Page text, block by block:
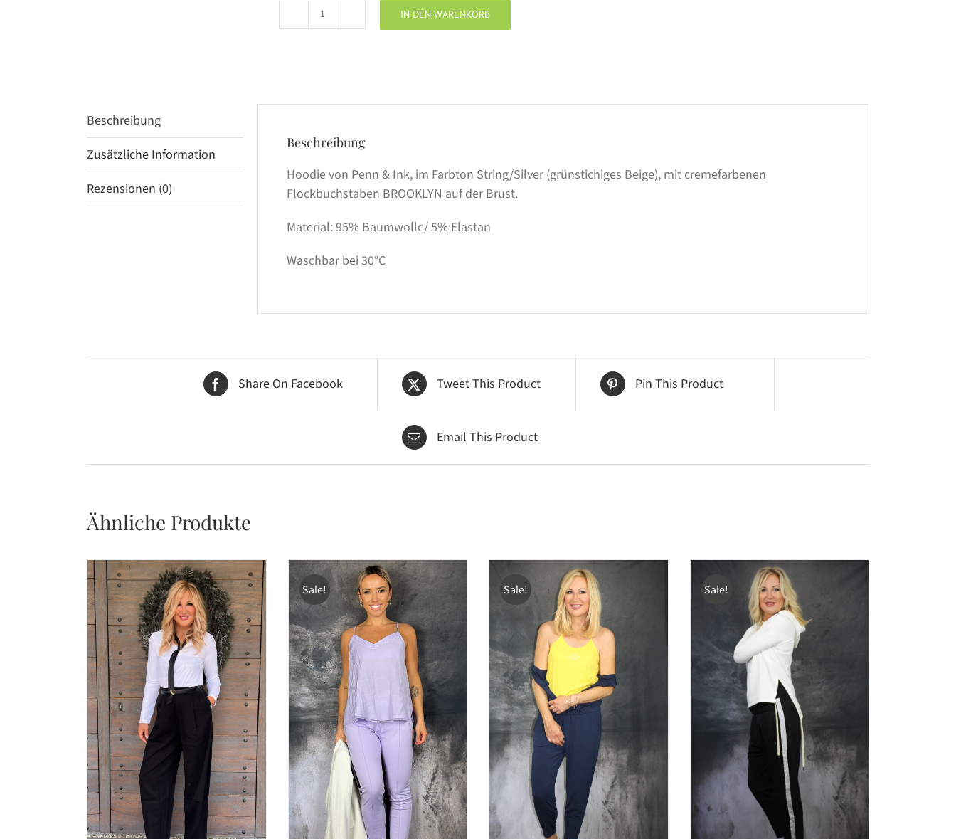
Penn
string/silver
IN DEN WARENKORB
Beschreibung
Zusätzliche Information
Rezensionen (0)
Beschreibung
Hoodie von Penn & Ink, im Farbton String/Silver (grünstichiges Beige), mit cremefarbenen
Flockbuchstaben BROOKLYN auf der Brust.
Material: 95% Baumwolle/ 5% Elastan
Waschbar bei 30°C
Share On Facebook Tweet This Product Pin This Product
Email This Product
Ähnliche Produkte
Sale! Sale! Sale!